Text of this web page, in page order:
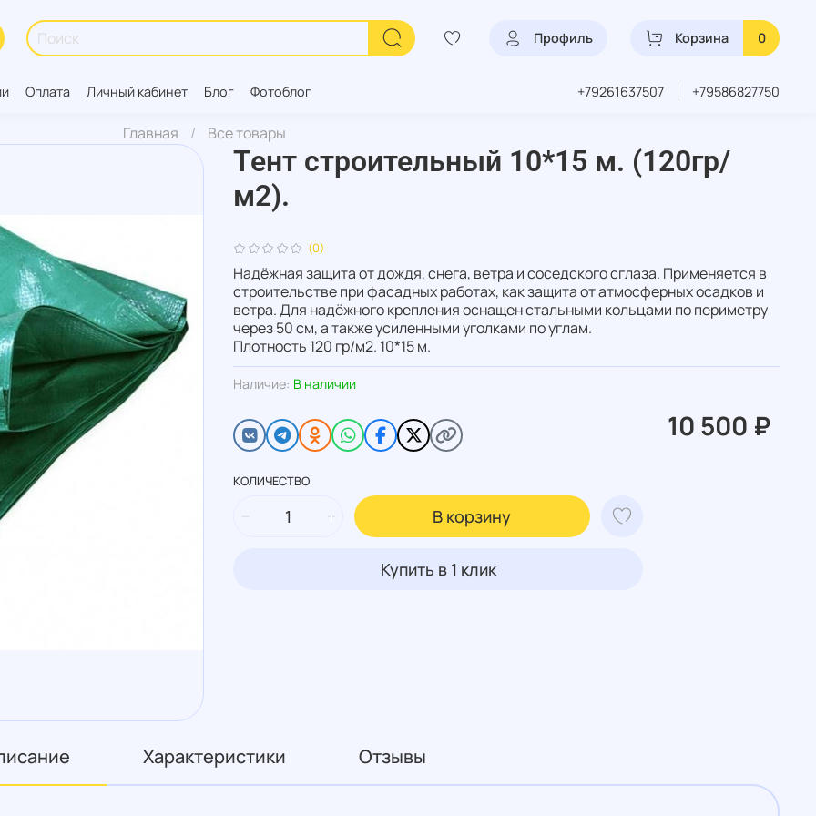
Профиль Корзина 0
Оплата Личный кабинет Блог Фотоблог +79261637507 +79586827750
Главная Все товары
(0)
Наличие: В наличии
Тент строительный 10*15 м. (120гр/
м2).
10 500 ₽
КОЛИЧЕСТВО
В корзину
Купить в 1 клик
Надёжная защита от дождя, снега, ветра и соседского сглаза. Применяется в
строительстве при фасадных работах, как защита от атмосферных осадков и
ветра. Для надёжного крепления оснащен стальными кольцами по периметру
через 50 см, а также усиленными уголками по углам.
Плотность 120 гр/м2. 10*15 м.
Характеристики Отзывы